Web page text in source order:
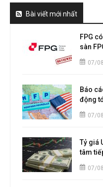
Bài viết mới nhất
FPG
sàn
07/
Báo
động
07/
Tỷ giá
tâm
07/